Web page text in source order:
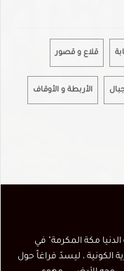
قلاع و قصور
الأربطة و الأوقاف
مكة المكرمة" في
الكونية ، ليسدّ فراغاً حول